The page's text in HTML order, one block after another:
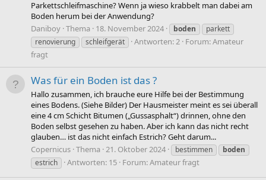
Parkettschleifmaschine? Wenn ja wieso krabbelt man dabei am
Boden herum bei der Anwendung?
Daniboy Thema 18. November 2024 boden
parkett
renovierung
schleifgerät Antworten: 2 Forum:Amateur
fragt
Was für ein Boden ist das ?
Hallo zusammen, ich brauche eure Hilfe bei der Bestimmung
eines Bodens. (Siehe Bilder) Der Hausmeister meint es sei überall
eine 4 cm Schicht Bitumen („Gussasphalt“) drinnen, ohne den
Boden selbst gesehen zu haben. Aber ich kann das nicht recht
glauben… ist das nicht einfach Estrich? Geht darum...
Copernicus Thema 21. Oktober 2024 bestimmen
boden
estrich
Antworten: 15 Forum:Amateur fragt